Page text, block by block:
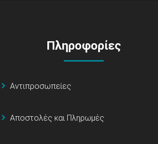
Πληροφορίες
Αντιπροσωπείες
Αποστολές και Πληρωμές